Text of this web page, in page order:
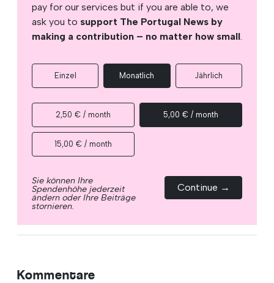
pay for our services but if you are able to, we
ask you to support The Portugal News by
making a contribution – no matter how small.
Einzel Monatlich Jährlich
2,50 € / month 5,00 € / month
15,00 € / month
Sie können Ihre
Spendenhöhe jederzeit
ändern oder Ihre Beiträge
stornieren.
Continue →
Kommentare